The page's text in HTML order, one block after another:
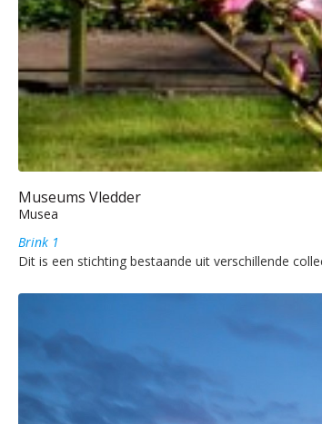
Museums Vledder
Musea
Brink 1
Dit is een stichting bestaande uit verschillende